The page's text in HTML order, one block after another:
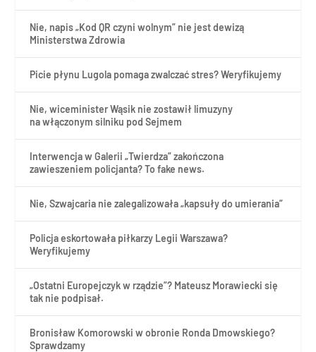
Nie, napis „Kod QR czyni wolnym” nie jest dewizą
Ministerstwa Zdrowia
Picie płynu Lugola pomaga zwalczać stres? Weryfikujemy
Nie, wiceminister Wąsik nie zostawił limuzyny
na włączonym silniku pod Sejmem
Interwencja w Galerii „Twierdza” zakończona
zawieszeniem policjanta? To fake news.
Nie, Szwajcaria nie zalegalizowała „kapsuły do umierania”
Policja eskortowała piłkarzy Legii Warszawa?
Weryfikujemy
„Ostatni Europejczyk w rządzie”? Mateusz Morawiecki się
tak nie podpisał.
Bronisław Komorowski w obronie Ronda Dmowskiego?
Sprawdzamy